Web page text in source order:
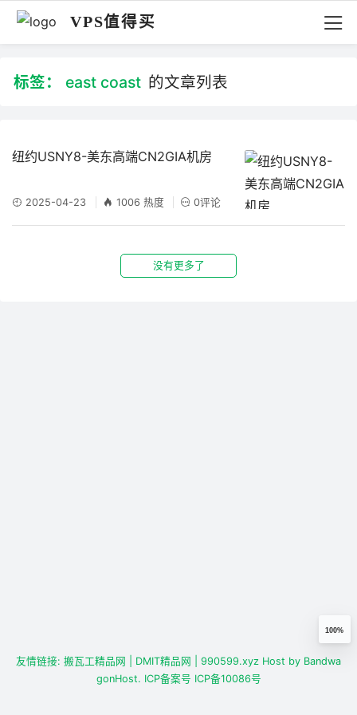
VPS值得买
标签： east coast 的文章列表
纽约USNY8-美东高端CN2GIA机房
2025-04-23 1006 热度 0评论
没有更多了
100%
友情链接: 搬瓦工精品网 | DMIT精品网 | 990599.xyz Host by Bandwa
gonHost. ICP备案号 ICP备10086号